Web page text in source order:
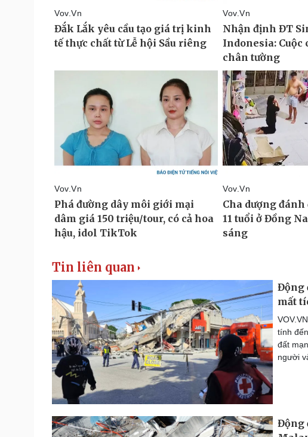
Tin liên quan
Động
mất
tính
đất
người
Động